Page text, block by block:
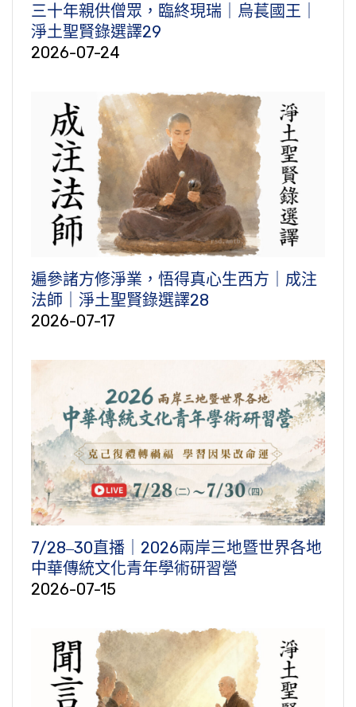
三十年親供僧眾，臨終現瑞｜烏萇國王｜
淨土聖賢錄選譯29
2026-07-24
遍參諸方修淨業，悟得真心生西方｜成注
法師｜淨土聖賢錄選譯28
2026-07-17
7/28‒30直播｜2026兩岸三地暨世界各地
中華傳統文化青年學術研習營
2026-07-15